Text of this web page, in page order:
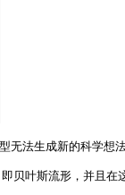
无法生成新的科学想
贝叶斯流形，并且